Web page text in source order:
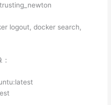
logout, docker search,